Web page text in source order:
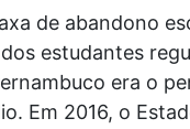
de abandono
estudantes
era o
Em 2016, o